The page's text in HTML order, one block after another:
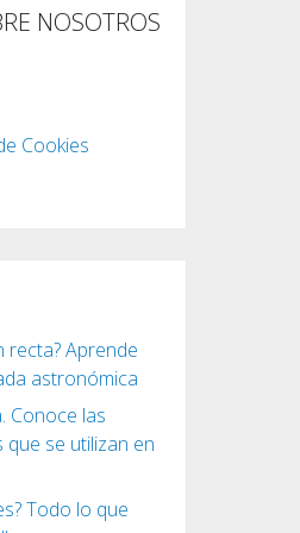
NOSOTROS
Cookies
recta? Aprende
astronómica
Conoce las
se utilizan en
Todo lo que